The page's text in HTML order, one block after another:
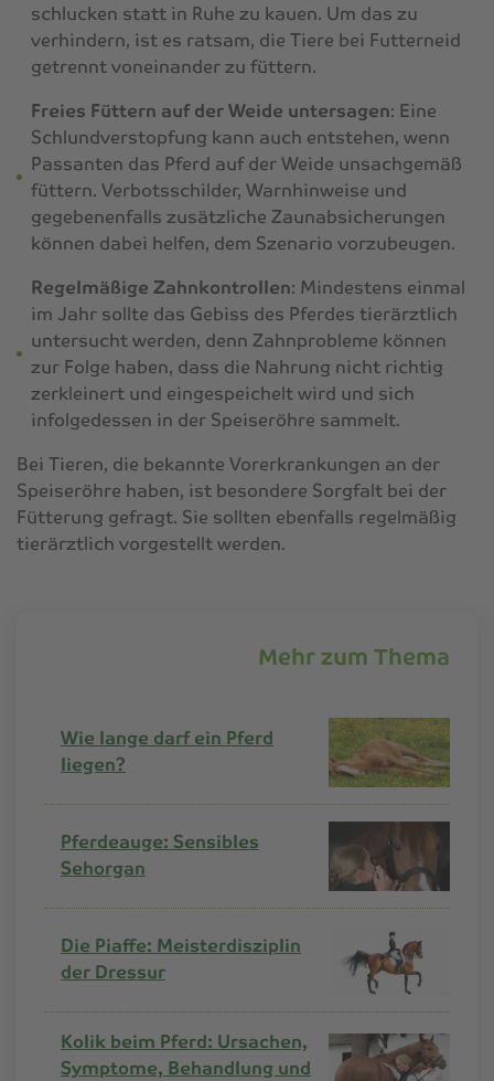
schlucken statt in Ruhe zu kauen. Um das zu
verhindern, ist es ratsam, die Tiere bei Futterneid
getrennt voneinander zu füttern.
Freies Füttern auf der Weide untersagen: Eine
Schlundverstopfung kann auch entstehen, wenn
Passanten das Pferd auf der Weide unsachgemäß
füttern. Verbotsschilder, Warnhinweise und
gegebenenfalls zusätzliche Zaunabsicherungen
können dabei helfen, dem Szenario vorzubeugen.
Regelmäßige Zahnkontrollen: Mindestens einmal
im Jahr sollte das Gebiss des Pferdes tierärztlich
untersucht werden, denn Zahnprobleme können
zur Folge haben, dass die Nahrung nicht richtig
zerkleinert und eingespeichelt wird und sich
infolgedessen in der Speiseröhre sammelt.
Bei Tieren, die bekannte Vorerkrankungen an der
Speiseröhre haben, ist besondere Sorgfalt bei der
Fütterung gefragt. Sie sollten ebenfalls regelmäßig
tierärztlich vorgestellt werden.
Mehr zum Thema
Wie lange darf ein Pferd
liegen?
Pferdeauge: Sensibles
Sehorgan
Die Piaffe: Meisterdisziplin
der Dressur
Kolik beim Pferd: Ursachen,
Symptome, Behandlung und